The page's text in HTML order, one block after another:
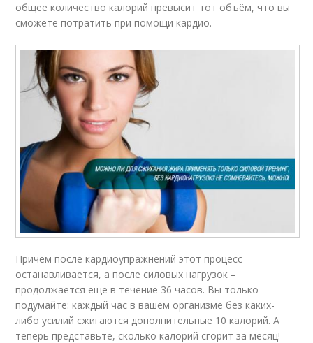
общее количество калорий превысит тот объём, что вы
сможете потратить при помощи кардио.
Причем после кардиоупражнений этот процесс
останавливается, а после силовых нагрузок –
продолжается еще в течение 36 часов. Вы только
подумайте: каждый час в вашем организме без каких-
либо усилий сжигаются дополнительные 10 калорий. А
теперь представьте, сколько калорий сгорит за месяц!